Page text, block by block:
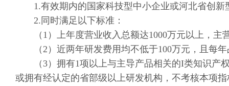
1.有效期内的国家科技型中小企业或河北省创新
2.同时满足以下标准：
（1）上年度营业收入总额达1000万元以上，主
（2）近两年研发费用均不低于100万元，且每年
（3）拥有1项以上与主导产品相关的Ι类知识产权
或拥有经认定的省部级以上研发机构，不考核本项指